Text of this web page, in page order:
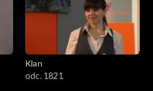
Klan
odc. 1821